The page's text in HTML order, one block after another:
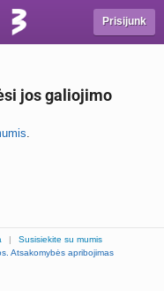
Prisijunk
jos galiojimo
.
|
Susisiekite su mumis
Atsakomybės apribojimas